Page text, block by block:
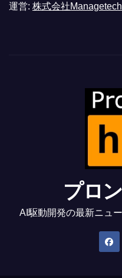
運営: 株式会社Managetech
プロ
AI駆動開発の最新ニュ